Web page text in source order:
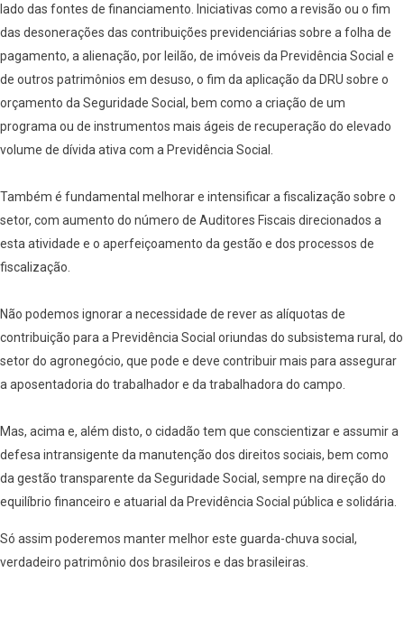
lado das fontes de financiamento. Iniciativas como a revisão ou o fim
das desonerações das contribuições previdenciárias sobre a folha de
pagamento, a alienação, por leilão, de imóveis da Previdência Social e
de outros patrimônios em desuso, o fim da aplicação da DRU sobre o
orçamento da Seguridade Social, bem como a criação de um
programa ou de instrumentos mais ágeis de recuperação do elevado
volume de dívida ativa com a Previdência Social.
Também é fundamental melhorar e intensificar a fiscalização sobre o
setor, com aumento do número de Auditores Fiscais direcionados a
esta atividade e o aperfeiçoamento da gestão e dos processos de
fiscalização.
Não podemos ignorar a necessidade de rever as alíquotas de
contribuição para a Previdência Social oriundas do subsistema rural, do
setor do agronegócio, que pode e deve contribuir mais para assegurar
a aposentadoria do trabalhador e da trabalhadora do campo.
Mas, acima e, além disto, o cidadão tem que conscientizar e assumir a
defesa intransigente da manutenção dos direitos sociais, bem como
da gestão transparente da Seguridade Social, sempre na direção do
equilíbrio financeiro e atuarial da Previdência Social pública e solidária.
Só assim poderemos manter melhor este guarda-chuva social,
verdadeiro patrimônio dos brasileiros e das brasileiras.